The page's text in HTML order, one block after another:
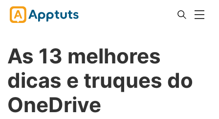
As 13 melhores
dicas e truques do
OneDrive